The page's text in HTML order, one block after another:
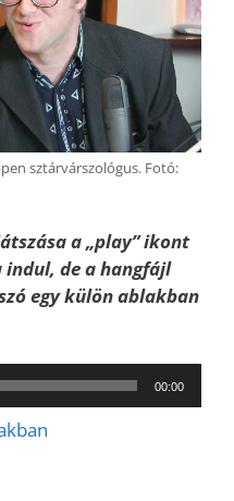
sztárvárszológus. Fotó:
a „play” ikont
de a hangfájl
egy külön ablakban
00:00